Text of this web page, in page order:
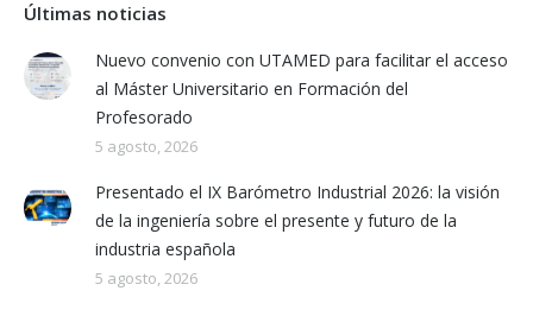
Últimas noticias
Nuevo convenio con UTAMED para facilitar el acceso
al Máster Universitario en Formación del
Profesorado
5 agosto, 2026
Presentado el IX Barómetro Industrial 2026: la visión
de la ingeniería sobre el presente y futuro de la
industria española
5 agosto, 2026